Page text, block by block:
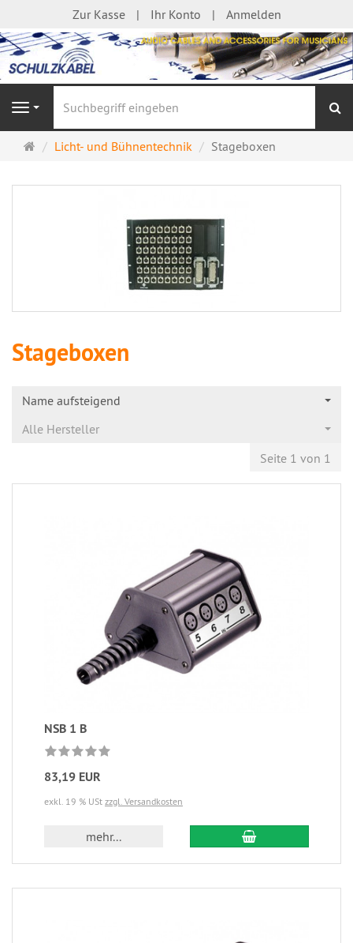
Zur Kasse Ihr Konto Anmelden
Navigation
Startseite
Licht- und Bühnentechnik Stageboxen
Stageboxen
Name aufsteigend
Alle Hersteller
Seite 1 von 1
NSB 1 B
83,19 EUR
exkl. 19 % USt zzgl. Versandkosten
mehr...